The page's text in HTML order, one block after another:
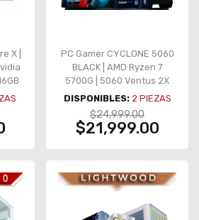
X |
PC Gamer CYCLONE 5060
BLACK | AMD Ryzen 7
5700G | 5060 Ventus 2X
OC | 16GB DDR4 | SSD 1TB
NVMe | AIO 360mm | 4
Ventiladores
DISPONIBLES: 2 PIEZAS
$24,999.00
$21,999.00